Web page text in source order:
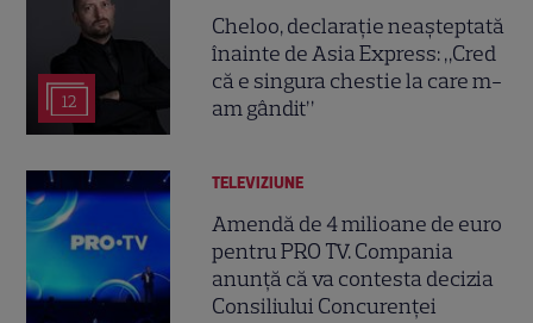
12
Cheloo, declarație neașteptată
înainte de Asia Express: „Cred
că e singura chestie la care m-
am gândit”
TELEVIZIUNE
Amendă de 4 milioane de euro
pentru PRO TV. Compania
anunță că va contesta decizia
Consiliului Concurenței